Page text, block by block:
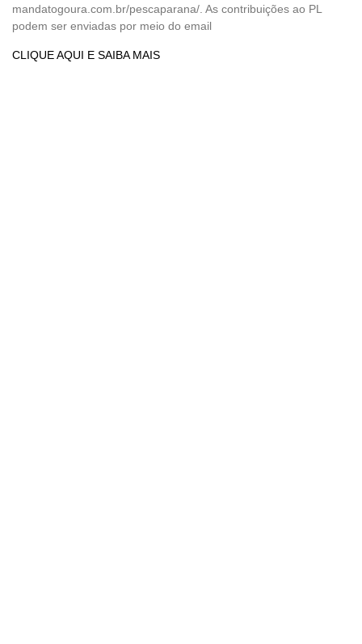
mandatogoura.com.br/pescaparana/. As contribuições ao PL
podem ser enviadas por meio do email
CLIQUE AQUI E SAIBA MAIS